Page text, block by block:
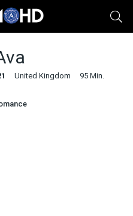
United Kingdom
95 Min.